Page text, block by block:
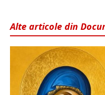
Alte articole din